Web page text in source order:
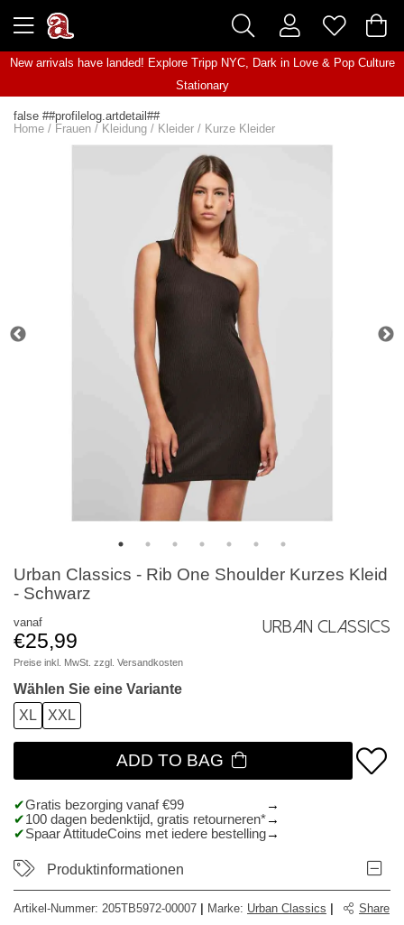
New arrivals have landed! Explore Tripp NYC, Dark in Love& Pop Culture
Stationary
false ##profilelog.artdetail##
Home / Frauen / Kleidung / Kleider / Kurze Kleider
Urban Classics - Rib One Shoulder Kurzes Kleid
- Schwarz
vanaf
€25,99
Preise inkl. MwSt. zzgl. Versandkosten
Urban Classics
Wählen Sie eine Variante
XL
XXL
ADD TO BAG
Gratis bezorging vanaf €99
100 dagen bedenktijd, gratis retourneren*
Spaar AttitudeCoins met iedere bestelling
Produktinformationen
Artikel-Nummer: 205TB5972-00007 Marke: Urban Classics Share